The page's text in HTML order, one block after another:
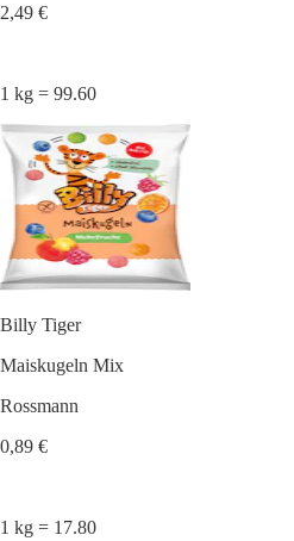
2,49 €
1 kg = 99.60
Billy Tiger
Maiskugeln Mix
Rossmann
0,89 €
1 kg = 17.80